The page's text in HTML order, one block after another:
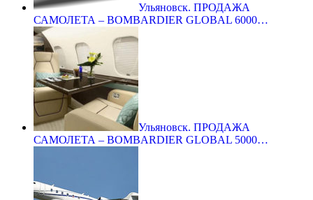
Ульяновск. ПРОДАЖА
САМОЛЕТА – BOMBARDIER GLOBAL 6000…
Ульяновск. ПРОДАЖА
САМОЛЕТА – BOMBARDIER GLOBAL 5000…